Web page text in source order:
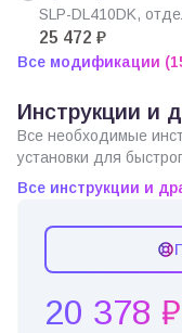
SLP-DL410DK,
25 472 ₽
Все модификации
Инструкции и
Все необходимые
установки для
Все инструкции и
20 378 ₽